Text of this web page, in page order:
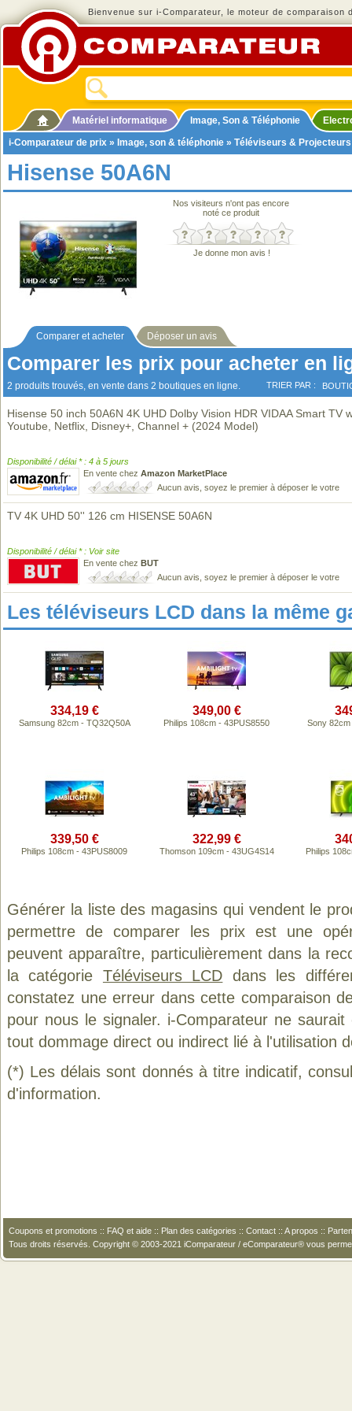
Bienvenue sur i-Comparateur, le moteur de comparaison
Matériel informatique Image, Son & Téléphonie
i-Comparateur de prix » Image, son & téléphonie » Téléviseurs & Projecteurs
Hisense 50A6N
Nos visiteurs n'ont pas encore
noté ce produit
Je donne mon avis !
Comparer et acheter Déposer un avis
Comparer les prix pour acheter en
2 produits trouvés, en vente dans 2 boutiques en ligne. TRIER PAR :
Hisense 50 inch 50A6N 4K UHD Dolby Vision HDR VIDAA Smart TV
Youtube, Netflix, Disney+, Channel + (2024 Model)
Disponibilité / délai * : 4 à 5 jours
En vente chez Amazon MarketPlace
Aucun avis, soyez le premier à déposer le votre
TV 4K UHD 50'' 126 cm HISENSE 50A6N
Disponibilité / délai * : Voir site
En vente chez BUT
Aucun avis, soyez le premier à déposer le votre
Les téléviseurs LCD dans la même
334,19 €
Samsung 82cm - TQ32Q50A
349,00 €
Philips 108cm - 43PUS8550 Sony
339,50 €
Philips 108cm - 43PUS8009
322,99 €
Thomson 109cm - 43UG4S14 Philips
Générer la liste des magasins qui vendent le
permettre de comparer les prix est une
peuvent apparaître, particulièrement dans la
la catégorie Téléviseurs LCD dans les
constatez une erreur dans cette comparaison
pour nous le signaler. i-Comparateur ne
tout dommage direct ou indirect lié à l'utilisation
(*) Les délais sont donnés à titre indicatif,
d'information.
Coupons et promotions :: FAQ et aide :: Plan des catégories :: Contact :: A propos ::
Tous droits réservés. Copyright © 2003-2021 iComparateur / eComparateur® vous